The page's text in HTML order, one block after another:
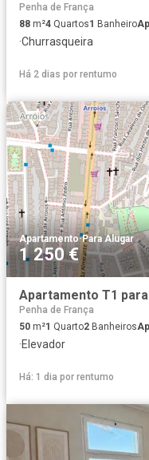
Penha de França
88 m²4 Quartos1 Banheiro
·Churrasqueira
Há 2 dias por rentumo
Apartamento·Para Alugar
1 250 €
Apartamento T1
Penha de França
50 m²1 Quarto2 Banheiros
·Elevador
Há: 1 dia por rentumo